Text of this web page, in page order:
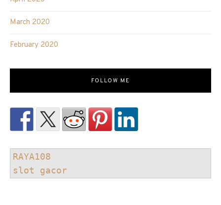
March 2020
February 2020
FOLLOW ME
RAYA108
slot gacor